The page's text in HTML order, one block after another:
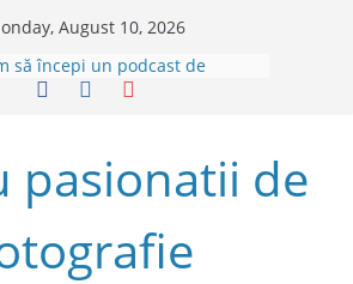
August 10, 2026
5 obiective foto mirrorless în
full frame pentru vlog
pentru cele mai bune
pentru fotografia creativă
pasionatii de